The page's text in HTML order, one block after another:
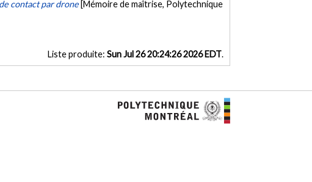
contact par drone [Mémoire de maîtrise, Polytechnique
Liste produite: Sun Jul 26 20:24:26 2026 EDT.